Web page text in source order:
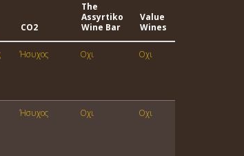
CO2
The
Assyrtiko
Wine Bar
Value
Wines
Ήσυχος Οχι Οχι
Ήσυχος Οχι Οχι